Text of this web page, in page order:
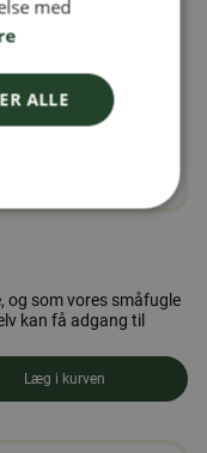
og som vores småfugle
kan få adgang til
cm, sort
Læg i kurven
NORWEGIAN
med
ALLE